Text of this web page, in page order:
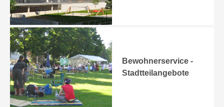
Bewohnerservice -
Stadtteilangebote